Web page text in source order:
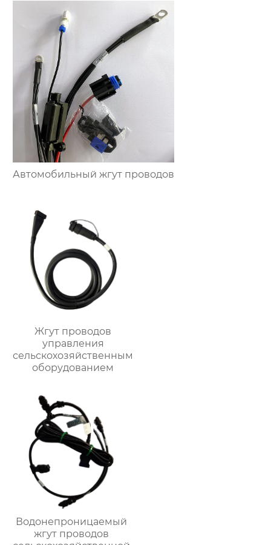
Автомобильный жгут проводов
Жгут проводов
управления
сельскохозяйственным
оборудованием
Водонепроницаемый
жгут проводов